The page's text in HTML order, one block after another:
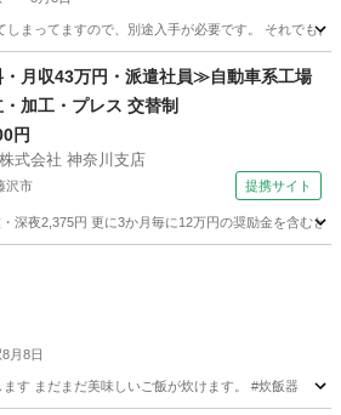
しまってますので、別途入手が必要です。 それでも
キッチン家電
月収43万円・派遣社員≫自動車系工場
加工・プレス 交替制
円
式会社 神奈川支店
沢市 提携サイト
深夜2,375円 更に3か月毎に12万円の奨励金を含む
8月8日
す まだまだ美味しいご飯が炊けます。 #炊飯器